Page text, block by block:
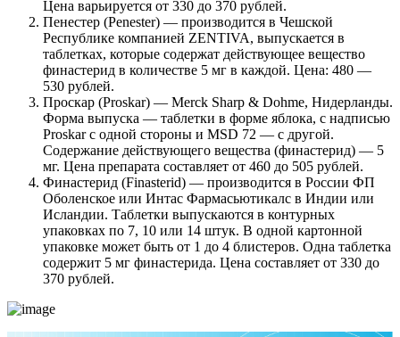
Цена варьируется от 330 до 370 рублей.
Пенестер (Penester) — производится в Чешской
Республике компанией ZENTIVA, выпускается в
таблетках, которые содержат действующее вещество
финастерид в количестве 5 мг в каждой. Цена: 480 —
530 рублей.
Проскар (Proskar) — Merck Sharp & Dohme, Нидерланды.
Форма выпуска — таблетки в форме яблока, с надписью
Proskar с одной стороны и MSD 72 — с другой.
Содержание действующего вещества (финастерид) — 5
мг. Цена препарата составляет от 460 до 505 рублей.
Финастерид (Finasterid) — производится в России ФП
Оболенское или Интас Фармасьютикалc в Индии или
Исландии. Таблетки выпускаются в контурных
упаковках по 7, 10 или 14 штук. В одной картонной
упаковке может быть от 1 до 4 блистеров. Одна таблетка
содержит 5 мг финастерида. Цена составляет от 330 до
370 рублей.